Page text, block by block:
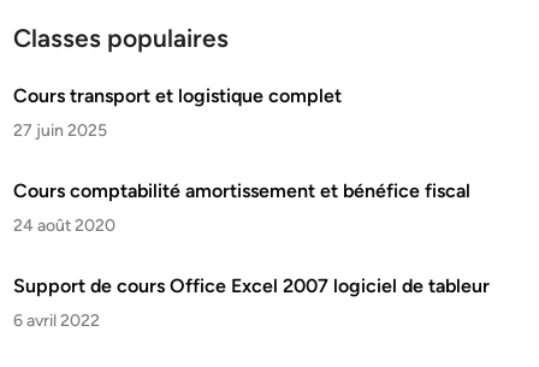
Classes populaires
Cours transport et logistique complet
27 juin 2025
Cours comptabilité amortissement et bénéfice fiscal
24 août 2020
Support de cours Office Excel 2007 logiciel de tableur
6 avril 2022